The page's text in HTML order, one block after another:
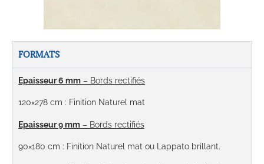
FORMATS
Epaisseur 6 mm – Bords rectifiés
120×278 cm : Finition Naturel mat
Epaisseur 9 mm – Bords rectifiés
90×180 cm : Finition Naturel mat ou Lappato brillant.